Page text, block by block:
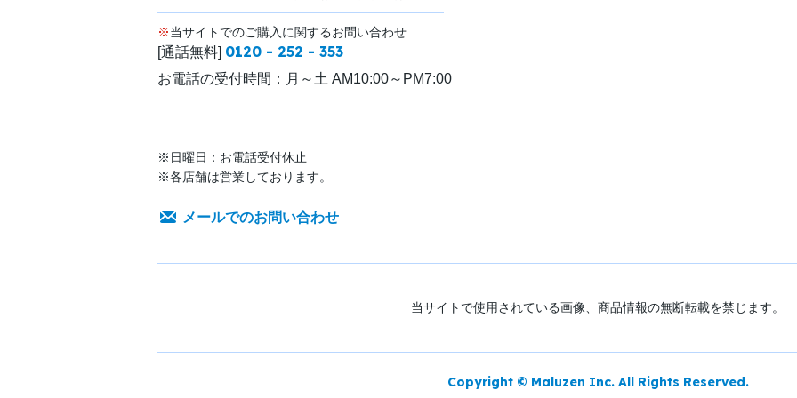
※当サイトでのご購入に関するお問い合わせ
[通話無料] 0120 - 252 - 353
お電話の受付時間： 月～土 AM10:00～PM7:00
※日曜日：お電話受付休止
※各店舗は営業しております。
メールでのお問い合わせ
当サイトで使用されている画像、商品情報の無断転載を禁じます。
Copyright © Maluzen Inc. All Rights Reserved.